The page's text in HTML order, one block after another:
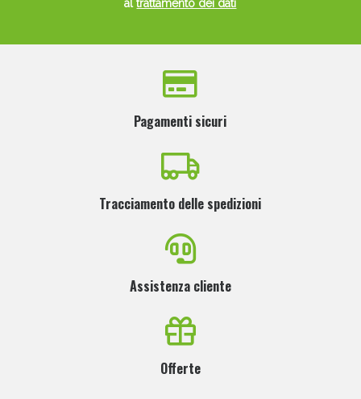
altrattamento dei dati
Pagamenti sicuri
Tracciamento delle spedizioni
Assistenza cliente
Offerte